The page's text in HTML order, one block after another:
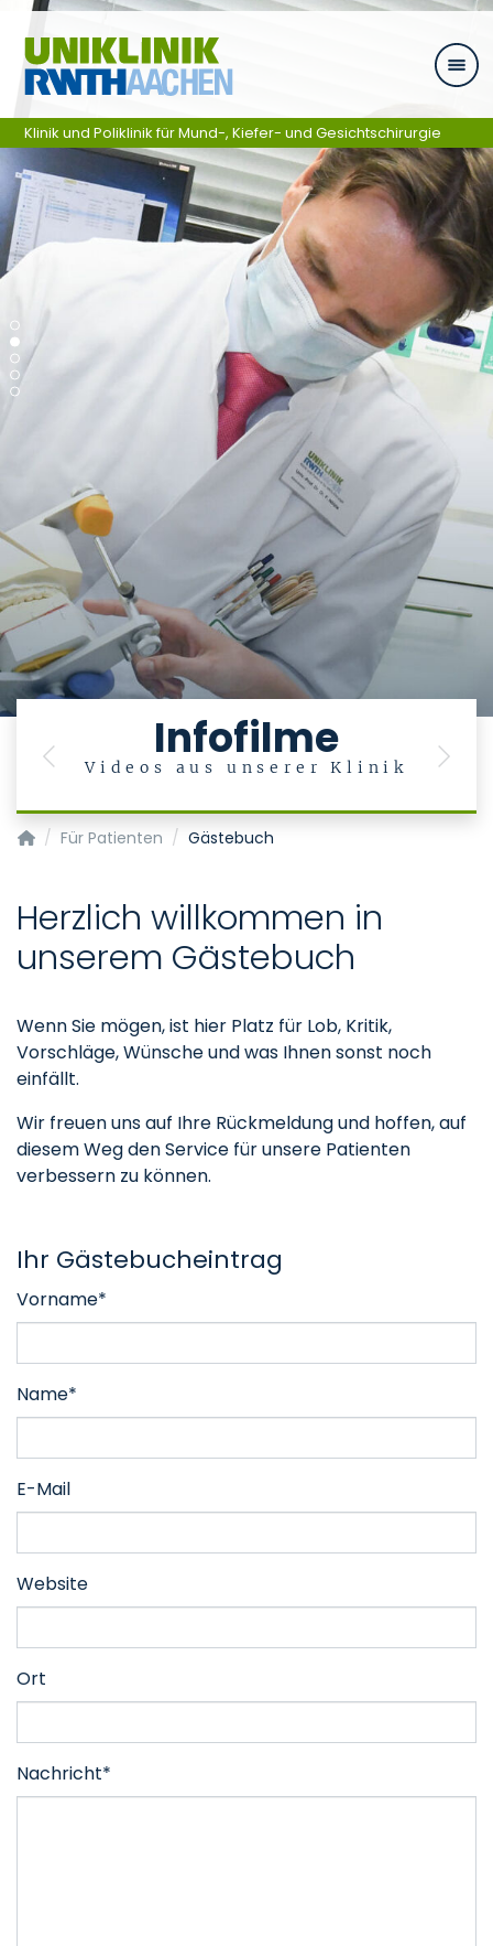
Zum Inhalt springen
Infofilme
Videos aus unserer Klinik
Previous Next
Klinik und Poliklinik für Mund-, Kiefer- und Gesichtschirurgie
Klinik und Poliklinik für Mund-, Kiefer- und Gesichtschirurgie
Für Patienten Gästebuch
Herzlich willkommen in
unserem Gästebuch
Wenn Sie mögen, ist hier Platz für Lob, Kritik,
Vorschläge, Wünsche und was Ihnen sonst noch
einfällt.
Wir freuen uns auf Ihre Rückmeldung und hoffen, auf
diesem Weg den Service für unsere Patienten
verbessern zu können.
Ihr Gästebucheintrag
Vorname*
Name*
E-Mail
Website
Ort
Nachricht*